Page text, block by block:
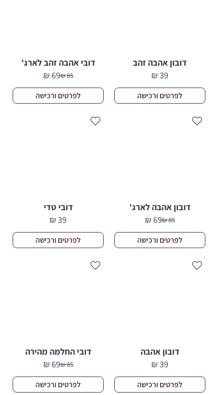
דובון אהבה זהב
39
₪
לפרטים ורכישה
דובי אהבה זהב לארג'
85
₪המחיר
המקורי
היה:
69
₪
המחיר
הנוכחי
הוא:
לפרטים ורכישה
דובון אהבה לארג'
85
₪המחיר
המקורי
היה:
69
₪
המחיר
הנוכחי
הוא:
לפרטים ורכישה
דובי טדי
39
₪
לפרטים ורכישה
דובון אהבה
39
₪
לפרטים ורכישה
דובי החלמה מהירה
85
₪המחיר
המקורי
היה:
69
₪
המחיר
הנוכחי
הוא:
לפרטים ורכישה